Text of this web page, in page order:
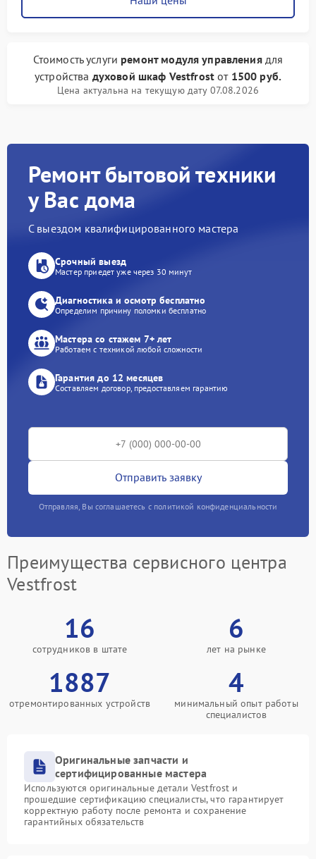
Стоимость услуги ремонт модуля управлениядля
устройства духовой шкаф Vestfrost от 1500 руб.
Цена актуальна на текущую дату 07.08.2026
Ремонт бытовой техники
у Вас дома
С выездом квалифицированного мастера
Срочный выезд
Мастер приедет уже через 30 минут
Диагностика и осмотр бесплатно
Определим причину поломки бесплатно
Мастера со стажем 7+ лет
Работаем с техникой любой сложности
Гарантия до 12 месяцев
Составляем договор, предоставляем гарантию
Отправить заявку
Отправляя, Вы соглашаетесь с политикой конфиденциальности
Преимущества сервисного центра
Vestfrost
16
сотрудников в штате
6
лет на рынке
1887
отремонтированных устройств
4
минимальный опыт работы
специалистов
Оригинальные запчасти и
сертифицированные мастера
Используются оригинальные детали Vestfrost и
прошедшие сертификацию специалисты, что гарантирует
корректную работу после ремонта и сохранение
гарантийных обязательств